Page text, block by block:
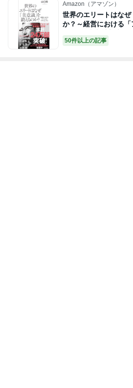
Amazon（アマゾン）
世界のエリートはな
か？～経営における
50件以上の記事